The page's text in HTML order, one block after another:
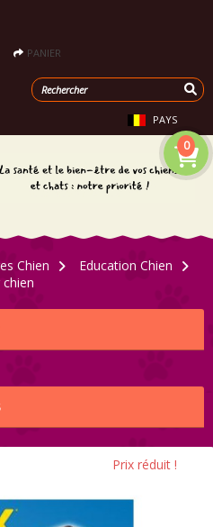
PANIER
PAYS
0
Chien >
Education Chien
Prix réduit !